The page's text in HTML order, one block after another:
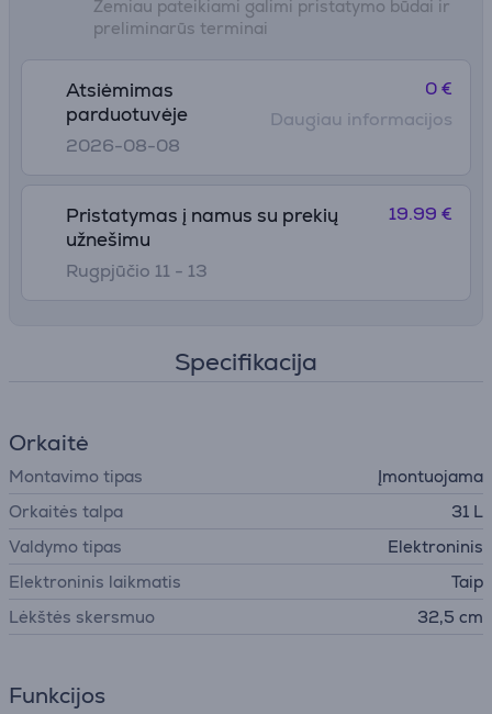
Žemiau pateikiami galimi pristatymo būdai ir
preliminarūs terminai
Atsiėmimas
parduotuvėje
2026-08-08
0 €
Daugiau informacijos
Pristatymas į namus su prekių
užnešimu
Rugpjūčio 11 - 13
19.99 €
Specifikacija
Orkaitė
Montavimo tipas
Įmontuojama
Orkaitės talpa
31 L
Valdymo tipas
Elektroninis
Elektroninis laikmatis
Taip
Lėkštės skersmuo
32,5 cm
Funkcijos